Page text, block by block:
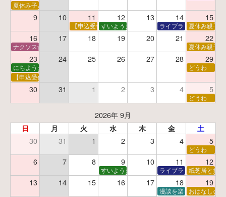
夏休み子ども平和映画会
9 10 11 12 13 14 15
【申込受付中】夏休みおはなし工作会
すいようえほん ライブラリーシアター
夏休み親子
16 17 18 19 20 21 22
ナクソス音楽会 第5回 NHK交響楽団創立100年 夏休み親子
23 24 25 26 27 28 29
にちようえほん
どうわ
【申込受付中】ゆうべのこわ～いおはなし会
30 31 1 2 3 4 5
どうわ
2026年 9月
日 月 火 水 木 金 土
30 31 1 2 3 4 5
どうわ
6 7 8 9 10 11 12
すいようえほん ライブラリーシアター
紙芝居と折
13 14 15 16 17 18 19
漫談を楽しむ会 ～漫談
おはなし会